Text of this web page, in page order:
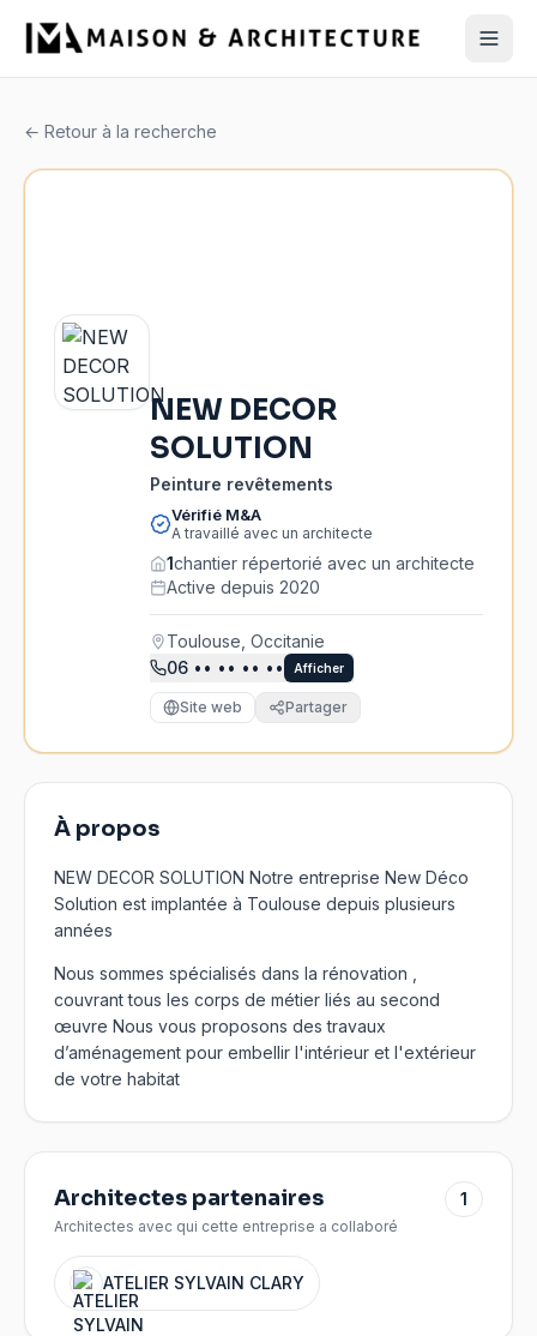
← Retour à la recherche
NEW DECOR
SOLUTION
Peinture revêtements
Vérifié M&A
A travaillé avec un architecte
1chantier répertorié avec un architecte
Active depuis 2020
Toulouse, Occitanie
06 •• •• •• •• Afficher
Site web Partager
À propos
NEW DECOR SOLUTION Notre entreprise New Déco
Solution est implantée à Toulouse depuis plusieurs
années
Nous sommes spécialisés dans la rénovation ,
couvrant tous les corps de métier liés au second
œuvre Nous vous proposons des travaux
d’aménagement pour embellir l'intérieur et l'extérieur
de votre habitat
Architectes partenaires
Architectes avec qui cette entreprise a collaboré
1
ATELIER SYLVAIN CLARY